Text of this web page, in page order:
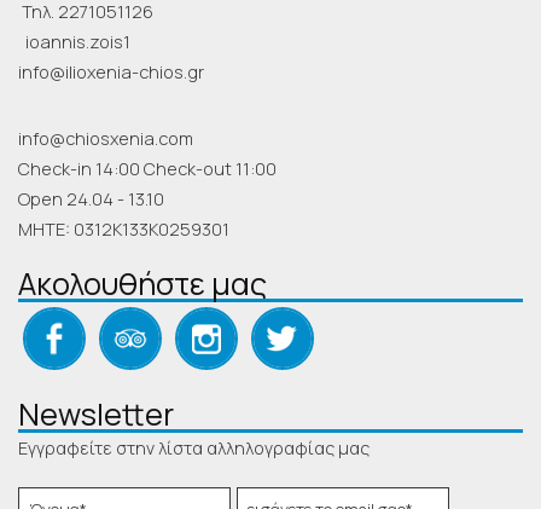
Τηλ. 2271051126
ioannis.zois1
info@ilioxenia-chios.gr
info@chiosxenia.com
Check-in 14:00 Check-out 11:00
Open 24.04 - 13.10
MHTE: 0312K133K0259301
Ακολουθήστε μας
Newsletter
Εγγραφείτε στην λίστα αλληλογραφίας μας